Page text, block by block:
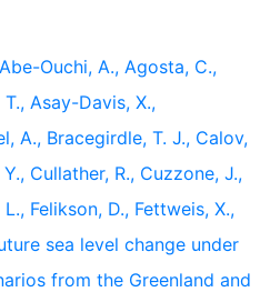
Ouchi, A., Agosta, C.,
Asay-Davis, X.,
A., Bracegirdle, T. J., Calov,
Cullather, R., Cuzzone, J.,
Felikson, D., Fettweis, X.,
sea level change under
from the Greenland and